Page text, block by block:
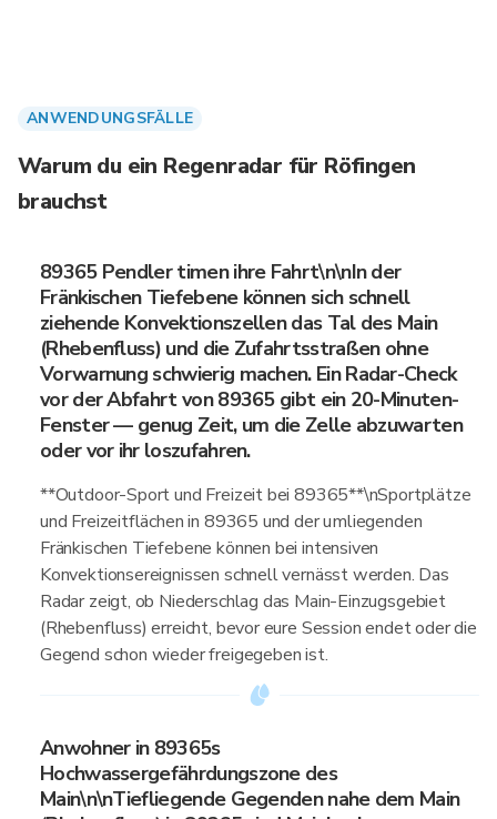
ANWENDUNGSFÄLLE
Warum du ein Regenradar für Röfingen
brauchst
89365 Pendler timen ihre Fahrt\n\nIn der
Fränkischen Tiefebene können sich schnell
ziehende Konvektionszellen das Tal des Main
(Rhebenfluss) und die Zufahrtsstraßen ohne
Vorwarnung schwierig machen. Ein Radar-Check
vor der Abfahrt von 89365 gibt ein 20-Minuten-
Fenster — genug Zeit, um die Zelle abzuwarten
oder vor ihr loszufahren.
**Outdoor-Sport und Freizeit bei 89365**\nSportplätze
und Freizeitflächen in 89365 und der umliegenden
Fränkischen Tiefebene können bei intensiven
Konvektionsereignissen schnell vernässt werden. Das
Radar zeigt, ob Niederschlag das Main-Einzugsgebiet
(Rhebenfluss) erreicht, bevor eure Session endet oder die
Gegend schon wieder freigegeben ist.
Anwohner in 89365s
Hochwassergefährdungszone des
Main\n\nTiefliegende Gegenden nahe dem Main